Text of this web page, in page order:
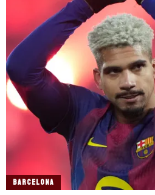
BARCELONA